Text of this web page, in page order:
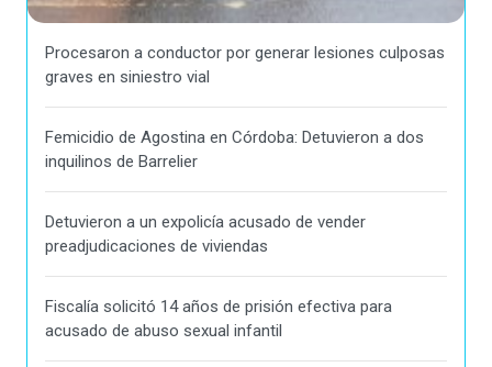
Procesaron a conductor por generar lesiones culposas
graves en siniestro vial
Femicidio de Agostina en Córdoba: Detuvieron a dos
inquilinos de Barrelier
Detuvieron a un expolicía acusado de vender
preadjudicaciones de viviendas
Fiscalía solicitó 14 años de prisión efectiva para
acusado de abuso sexual infantil